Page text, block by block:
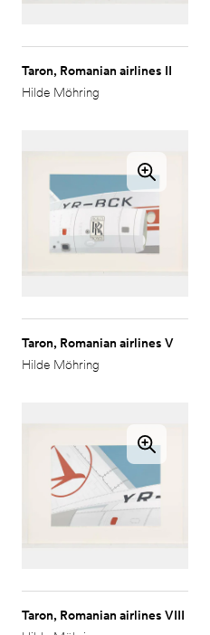
Taron, Romanian airlines II
Hilde Möhring
Taron, Romanian airlines V
Hilde Möhring
Taron, Romanian airlines VIII